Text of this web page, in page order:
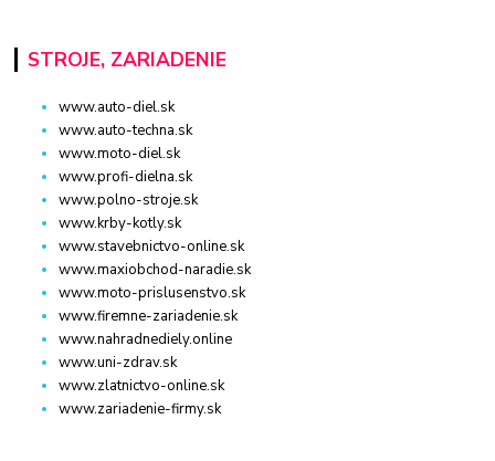
STROJE, ZARIADENIE
www.auto-diel.sk
www.auto-techna.sk
www.moto-diel.sk
www.profi-dielna.sk
www.polno-stroje.sk
www.krby-kotly.sk
www.stavebnictvo-online.sk
www.maxiobchod-naradie.sk
www.moto-prislusenstvo.sk
www.firemne-zariadenie.sk
www.nahradnediely.online
www.uni-zdrav.sk
www.zlatnictvo-online.sk
www.zariadenie-firmy.sk